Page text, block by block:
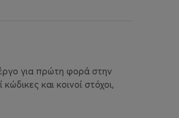
για πρώτη φορά στην
και κοινοί στόχοι,